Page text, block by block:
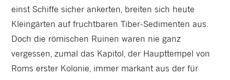
einst Schiffe sicher ankerten, breiten sich heute
Kleingärten auf fruchtbaren Tiber-Sedimenten aus.
Doch die römischen Ruinen waren nie ganz
vergessen, zumal das Kapitol, der Haupttempel von
Roms erster Kolonie, immer markant aus der für